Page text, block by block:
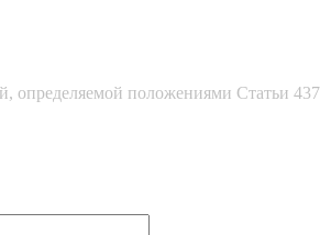
определяемой положениями Статьи